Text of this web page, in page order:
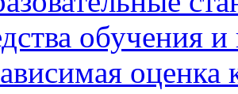
обучения и
оценка